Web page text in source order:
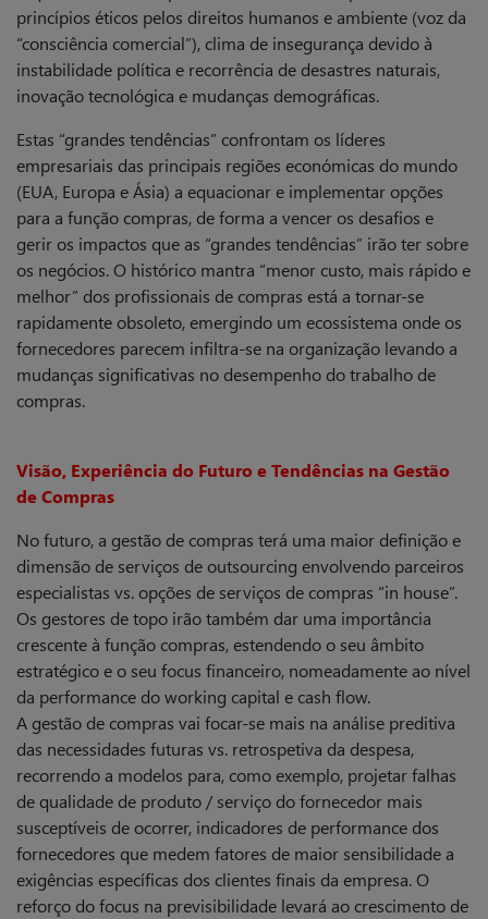
princípios éticos pelos direitos humanos e ambiente (voz da
“consciência comercial”), clima de insegurança devido à
instabilidade política e recorrência de desastres naturais,
inovação tecnológica e mudanças demográficas.
Estas “grandes tendências” confrontam os líderes
empresariais das principais regiões económicas do mundo
(EUA, Europa e Ásia) a equacionar e implementar opções
para a função compras, de forma a vencer os desafios e
gerir os impactos que as “grandes tendências” irão ter sobre
os negócios. O histórico mantra “menor custo, mais rápido e
melhor” dos profissionais de compras está a tornar-se
rapidamente obsoleto, emergindo um ecossistema onde os
fornecedores parecem infiltra-se na organização levando a
mudanças significativas no desempenho do trabalho de
compras.
Visão, Experiência do Futuro e Tendências na Gestão
de Compras
No futuro, a gestão de compras terá uma maior definição e
dimensão de serviços de outsourcing envolvendo parceiros
especialistas vs. opções de serviços de compras “in house”.
Os gestores de topo irão também dar uma importância
crescente à função compras, estendendo o seu âmbito
estratégico e o seu focus financeiro, nomeadamente ao nível
da performance do working capital e cash flow.
A gestão de compras vai focar-se mais na análise preditiva
das necessidades futuras vs. retrospetiva da despesa,
recorrendo a modelos para, como exemplo, projetar falhas
de qualidade de produto / serviço do fornecedor mais
susceptíveis de ocorrer, indicadores de performance dos
fornecedores que medem fatores de maior sensibilidade a
exigências específicas dos clientes finais da empresa. O
reforço do focus na previsibilidade levará ao crescimento de